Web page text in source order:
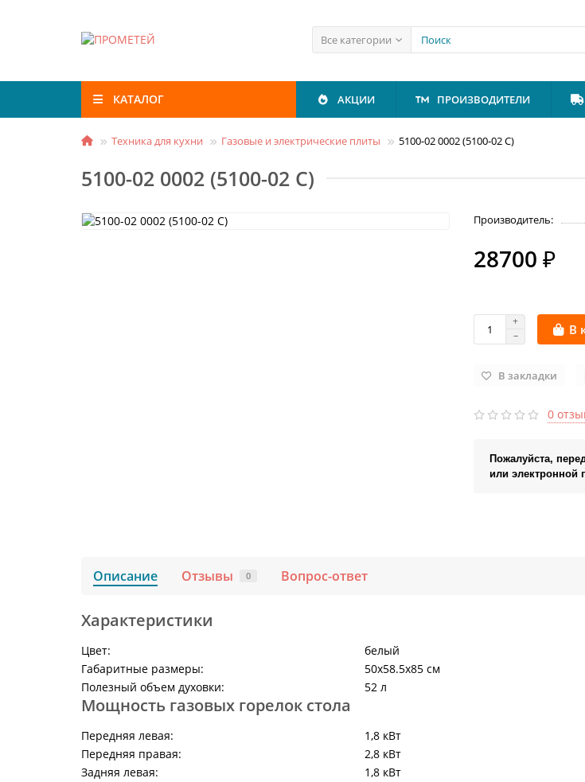
Все категории
КАТАЛОГ АКЦИИ ПРОИЗВОДИТЕЛИ
Техника для кухни Газовые и электрические плиты 5100-02 0002 (5100-02 C)
5100-02 0002 (5100-02 C)
Производитель:
28700 ₽
В
В закладки
0
Пожалуйста,
или электронной
Описание Отзывы 0 Вопрос-ответ
Характеристики
Цвет:
белый
Габаритные размеры:
50х58.5х85 см
Полезный объем духовки:
52 л
Мощность газовых горелок стола
Передняя левая:
1,8 кВт
Передняя правая:
2,8 кВт
Задняя левая:
1,8 кВт